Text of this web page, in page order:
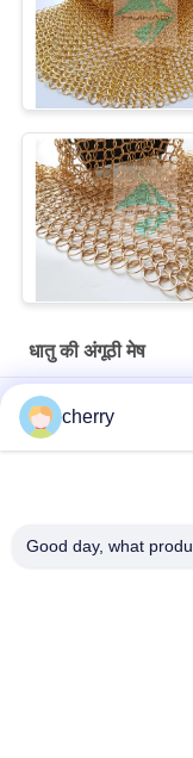
धातु की अंगूठी मेष
छत डाया 1.0 x 20 मिमी
साथ cherry
Good day, what